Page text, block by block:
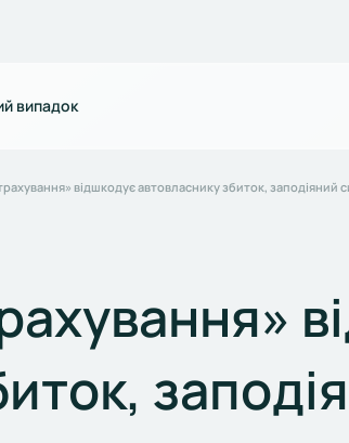
випадок
відшкодує автовласнику збиток, заподіяний